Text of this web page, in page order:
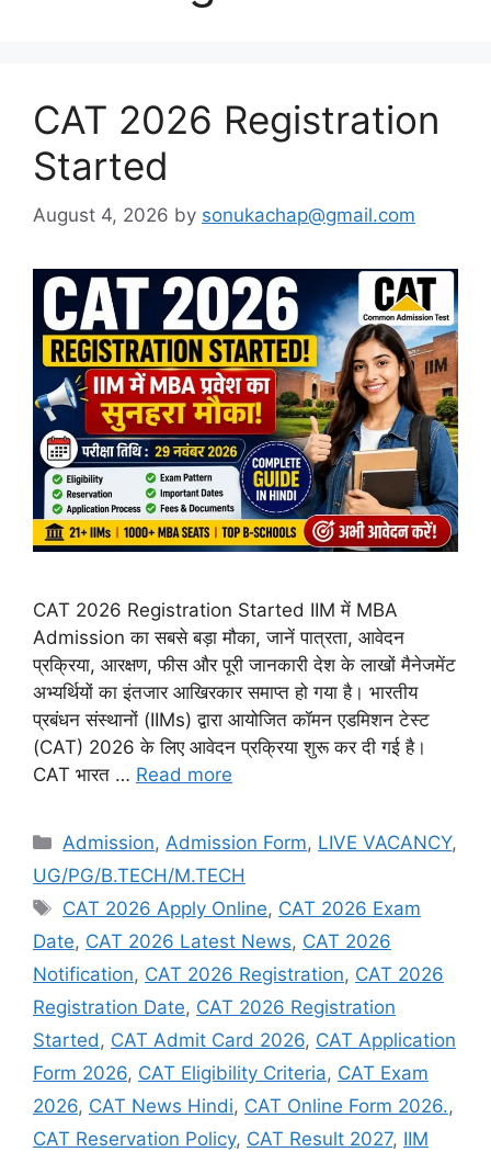
CAT 2026 Registration
Started
August 4, 2026 by sonukachap@gmail.com
CAT 2026 Registration Started IIM में MBA
Admission का सबसे बड़ा मौका, जानें पात्रता, आवेदन
प्रक्रिया, आरक्षण, फीस और पूरी जानकारी देश के लाखों मैनेजमेंट
अभ्यर्थियों का इंतजार आखिरकार समाप्त हो गया है। भारतीय
प्रबंधन संस्थानों (IIMs) द्वारा आयोजित कॉमन एडमिशन टेस्ट
(CAT) 2026 के लिए आवेदन प्रक्रिया शुरू कर दी गई है।
CAT भारत … Read more
Admission,Admission Form, LIVE VACANCY,
UG/PG/B.TECH/M.TECH
CAT 2026 Apply Online, CAT 2026 Exam
Date, CAT 2026 Latest News, CAT 2026
Notification, CAT 2026 Registration, CAT 2026
Registration Date, CAT 2026 Registration
Started, CAT Admit Card 2026, CAT Application
Form 2026, CAT Eligibility Criteria, CAT Exam
2026, CAT News Hindi, CAT Online Form 2026.,
CAT Reservation Policy, CAT Result 2027, IIM